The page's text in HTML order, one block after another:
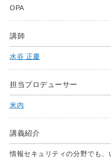
OPA
講師
水谷 正慶
担当プロデューサー
米内
講義紹介
情報セキュリティの分野でも